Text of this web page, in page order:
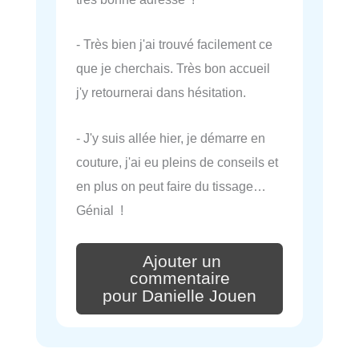
- Très bien j'ai trouvé facilement ce
que je cherchais. Très bon accueil
j'y retournerai dans hésitation.
- J'y suis allée hier, je démarre en
couture, j'ai eu pleins de conseils et
en plus on peut faire du tissage…
Génial !
Ajouter un
commentaire
pour Danielle Jouen